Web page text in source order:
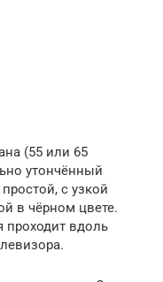
(55 или 65
утончённый
с узкой
в чёрном цвете.
проходит вдоль